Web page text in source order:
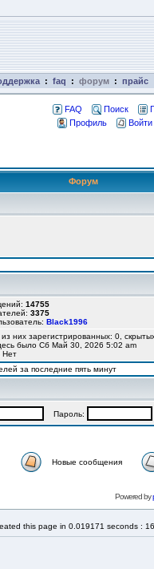
: faq : форум : прайс
FAQ Поиск
Профиль
Форум
14755
3375
Black1996
, из них зарегистрированных: 0,
было Сб Май 30, 2026 5:02 am
Нет
за последние пять минут
Пароль:
Новые сообщения
Powered by
this page in 0.019171 seconds :